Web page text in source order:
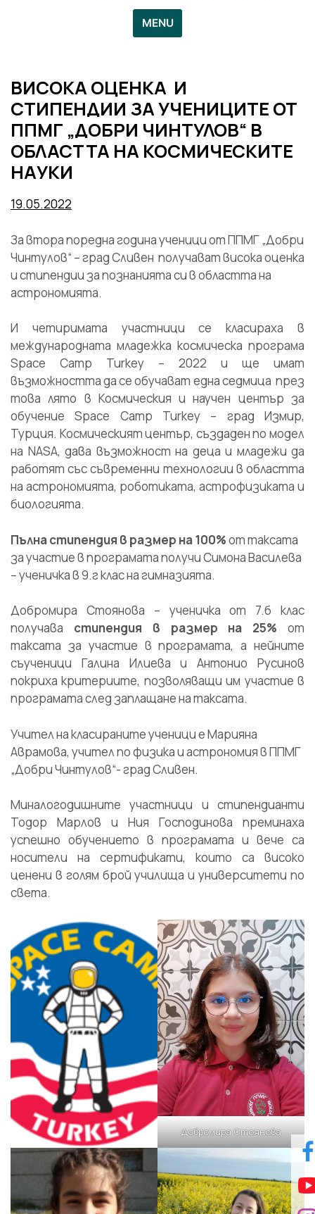
MENU
ВИСОКА ОЦЕНКА И
СТИПЕНДИИ ЗА УЧЕНИЦИТЕ ОТ
ППМГ „ДОБРИ ЧИНТУЛОВ“ В
ОБЛАСТТА НА КОСМИЧЕСКИТЕ
НАУКИ
19.05.2022
За втора поредна година ученици от ППМГ „Добри
Чинтулов“ – град Сливен получават висока оценка
и стипендии за познанията си в областта на
астрономията.
И четиримата участници се класираха в
международната младежка космическа програма
Space Camp Turkey – 2022 и ще имат
възможността да се обучават една седмица през
това лято в Космическия и научен център за
обучение Space Camp Turkey – град Измир,
Турция. Космическият център, създаден по модел
на NASA, дава възможност на деца и младежи да
работят със съвременни технологии в областта
на астрономията, роботиката, астрофизиката и
биологията.
Пълна стипендия в размер на 100%от таксата
за участие в програмата получи Симона Василева
– ученичка в 9.г клас на гимназията.
Добромира Стоянова – ученичка от 7.б клас
получава стипендия в размер на 25% от
таксата за участие в програмата, а нейните
съученици Галина Илиева и Антонио Русинов
покриха критериите, позволяващи им участие в
програмата след заплащане на таксата.
Учител на класираните ученици е Марияна
Аврамова, учител по физика и астрономия в ППМГ
„Добри Чинтулов“- град Сливен.
Миналогодишните участници и стипендианти
Тодор Марлов и Ния Господинова преминаха
успешно обучението в програмата и вече са
носители на сертификати, които са високо
ценени в голям брой училища и университети по
света.
Добромира Стоянова